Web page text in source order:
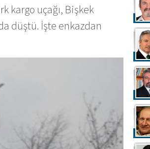
kargo uçağı, Bişkek
düştü. İşte enkazdan